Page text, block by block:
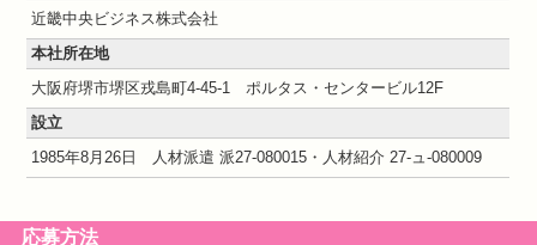
近畿中央ビジネス株式会社
本社所在地
大阪府堺市堺区戎島町4-45-1 ポルタス・センタービル12F
設立
1985年8月26日 人材派遣 派27-080015・人材紹介 27-ュ-080009
応募方法